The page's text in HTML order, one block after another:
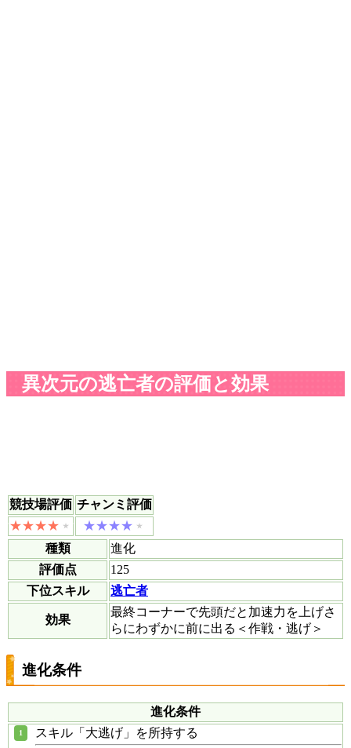
異次元の逃亡者の評価と効果
競技場評価 チャンミ評価
種類
進化
評価点
125
下位スキル
逃亡者
効果
最終コーナーで先頭だと加速力を上げさ
らにわずかに前に出る＜作戦・逃げ＞
進化条件
進化条件
スキル「大逃げ」を所持する